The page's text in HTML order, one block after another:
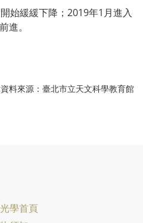
始緩緩下降；2019年1月進入
進。
料來源：臺北市立天文科學教育館
學首頁